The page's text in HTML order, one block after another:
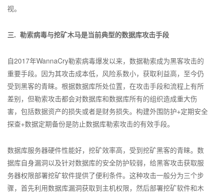
视。
三. 勒索病毒与挖矿木马是当前典型的数据库攻击手段
自2017年WannaCry勒索病毒爆发以来，数据勒索成为黑客攻击的
重要手段。因为其攻击成本低，风险系数小，获取利益高，至今仍
受到黑客的青睐。根据数据库所处位置，在攻击手段和流程上有所
差别，但勒索攻击都会对数据库和数据库所有的组织造成重大伤
害，包括数据资产的损失或者是财务损失。构建外围防护+定期安全
探查+数据定期备份是防止数据库勒索攻击的有效手段。
数据库服务器硬件性能好，挖矿效率高，受到挖矿黑客的青睐。数
据库自身漏洞以及针对数据库的安全防护较弱，给黑客攻击获取服
务器权限部署挖矿软件提供了便利条件。这种攻击一般分为三个步
骤，首先利用数据库漏洞获取到主机权限，然后部署挖矿软件和木